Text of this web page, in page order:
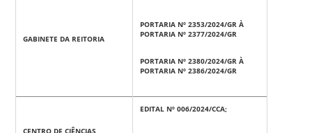
GABINETE DA REITORIA
PORTARIA Nº 2353/2024/GR À
PORTARIA Nº 2377/2024/GR
PORTARIA Nº 2380/2024/GR À
PORTARIA Nº 2386/2024/GR
EDITAL Nº 006/2024/CCA;